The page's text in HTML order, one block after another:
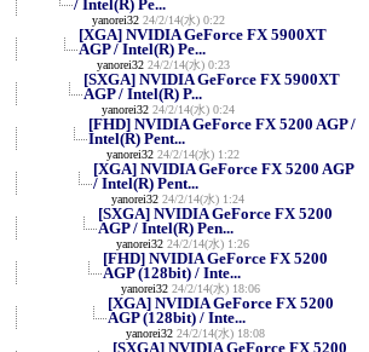
/ Intel(R) Pe...
yanorei32 24/2/14(水) 0:22
[XGA] NVIDIA GeForce FX 5900XT
AGP / Intel(R) Pe...
yanorei32 24/2/14(水) 0:23
[SXGA] NVIDIA GeForce FX 5900XT
AGP / Intel(R) P...
yanorei32 24/2/14(水) 0:24
[FHD] NVIDIA GeForce FX 5200 AGP /
Intel(R) Pent...
yanorei32 24/2/14(水) 1:22
[XGA] NVIDIA GeForce FX 5200 AGP
/ Intel(R) Pent...
yanorei32 24/2/14(水) 1:24
[SXGA] NVIDIA GeForce FX 5200
AGP / Intel(R) Pen...
yanorei32 24/2/14(水) 1:26
[FHD] NVIDIA GeForce FX 5200
AGP (128bit) / Inte...
yanorei32 24/2/14(水) 18:06
[XGA] NVIDIA GeForce FX 5200
AGP (128bit) / Inte...
yanorei32 24/2/14(水) 18:08
[SXGA] NVIDIA GeForce FX 5200